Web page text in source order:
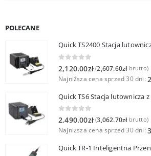
POLECANE
Quick TS2400 Stacja
2,120.00zł (2,607.60złbrutto)
Najniższa cena sprzed 30 dni:
0 out of 5
2,490.00zł (3,062.70złbrutto)
Najniższa cena sprzed 30 dni:
Quick TR-1 Inteligentna